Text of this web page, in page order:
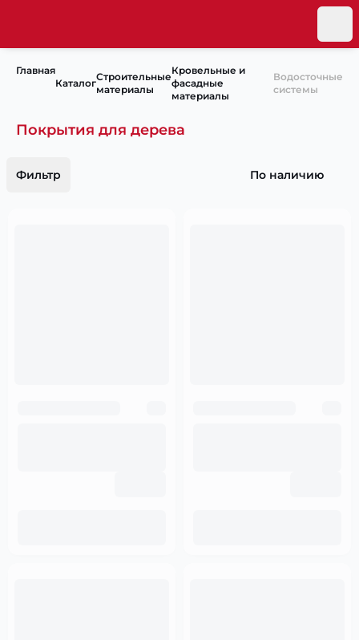
Главная
Каталог
Строительные
материалы
Кровельные и
фасадные
материалы
Водосточные
системы
Покрытия для дерева
Фильтр По наличию